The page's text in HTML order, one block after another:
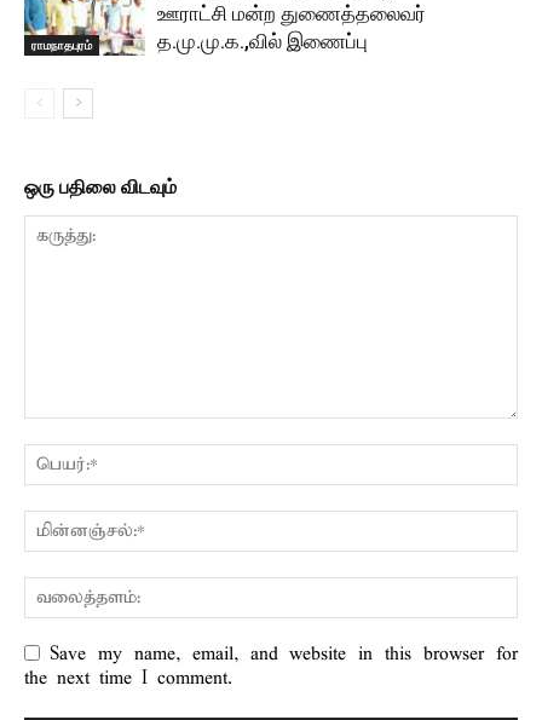
ராமநாதபுரம்
ஊராட்சி மன்ற துணைத்தலைவர்
த.மு.மு.க.,வில் இணைப்பு
ஒரு பதிலை விடவும்
Save my name, email, and website in this browser for
the next time I comment.